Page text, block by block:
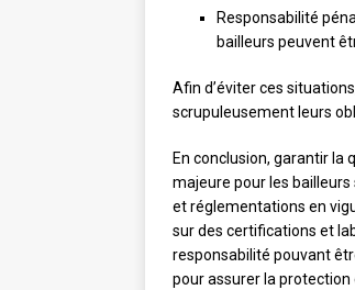
Responsabilité
bailleurs peuvent
Afin d’éviter ces
scrupuleusement leurs
En conclusion, garantir
majeure pour les
et réglementations en
sur des certifications et
responsabilité pouvant
pour assurer la protection